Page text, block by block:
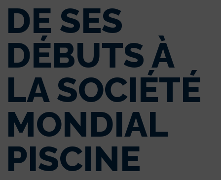
DE SES
DÉBUTS À
LA SOCIÉTÉ
MONDIAL
PISCINE